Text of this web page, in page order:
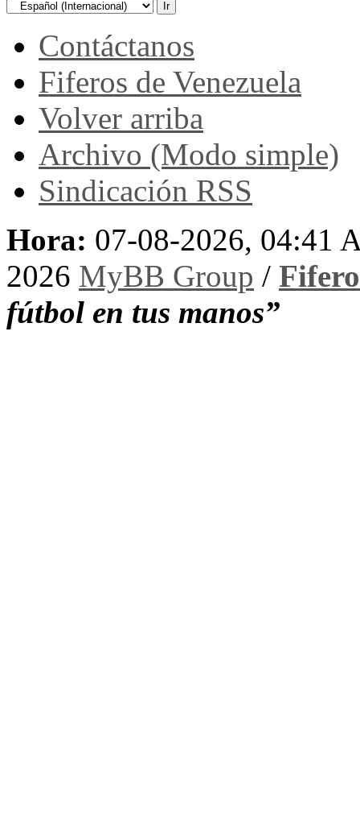
Contáctanos
Fiferos de Venezuela
Volver arriba
Archivo (Modo simple)
Sindicación RSS
Hora: 07-08-2026, 04:41
2026 MyBB Group /
fútbol en tus manos”